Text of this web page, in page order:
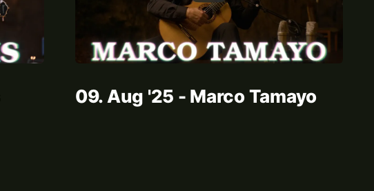
09. Aug '25 - Marco Tamayo